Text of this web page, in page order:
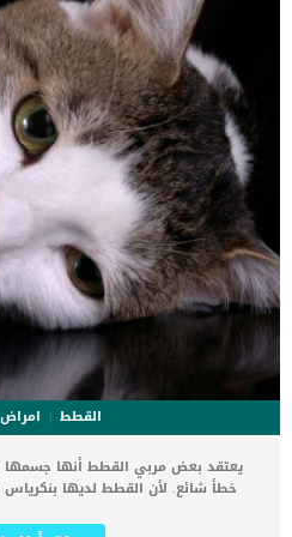
الثانية,يعاني
القطط
يعتقد بعض مربي القطط أنها جسمها
خطأ شائع. لأن القطط لديها
المصابة بهذا المرض للرعاية بشكل